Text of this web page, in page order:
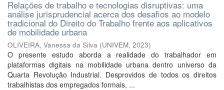
Relações de trabalho e tecnologias disruptivas: uma
análise jurisprudencial acerca dos desafios ao modelo
tradicional do Direito do Trabalho frente aos aplicativos
de mobilidade urbana
OLIVEIRA, Vanessa da Silva (UNIVEM, 2023)
O presente estudo aborda a realidade do trabalhador em
plataformas digitais na mobilidade urbana dentro universo da
Quarta Revolução Industrial. Desprovidos de todos os direitos
trabalhistas dos empregados formais, ...